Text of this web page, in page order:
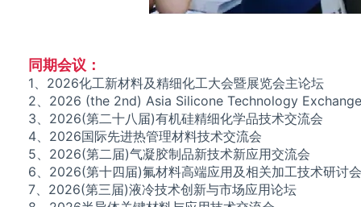
同期会议：
1、2026化工新材料及精细化工大会暨展览会主论坛
2、2026 (the 2nd) Asia Silicone Technology
3、2026(第二十八届)有机硅精细化学品技术交流会
4、2026国际先进热管理材料技术交流会
5、2026(第二届)气凝胶制品新技术新应用交流会
6、2026(第十四届)氟材料高端应用及相关加工技术研讨会
7、2026(第三届)液冷技术创新与市场应用论坛